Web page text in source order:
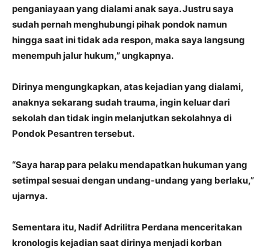
penganiayaan yang dialami anak saya. Justru saya
sudah pernah menghubungi pihak pondok namun
hingga saat ini tidak ada respon, maka saya langsung
menempuh jalur hukum,” ungkapnya.
Dirinya mengungkapkan, atas kejadian yang dialami,
anaknya sekarang sudah trauma, ingin keluar dari
sekolah dan tidak ingin melanjutkan sekolahnya di
Pondok Pesantren tersebut.
“Saya harap para pelaku mendapatkan hukuman yang
setimpal sesuai dengan undang-undang yang berlaku,”
ujarnya.
Sementara itu, Nadif Adrilitra Perdana menceritakan
kronologis kejadian saat dirinya menjadi korban